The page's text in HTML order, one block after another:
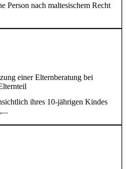
Person nach maltesischem Recht
einer Elternberatung bei
ihres 10-jährigen Kindes